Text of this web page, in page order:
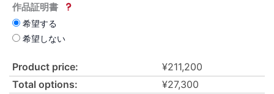
作品証明書
希望する
希望しない
Product price: ¥211,200
Total options:
¥27,300